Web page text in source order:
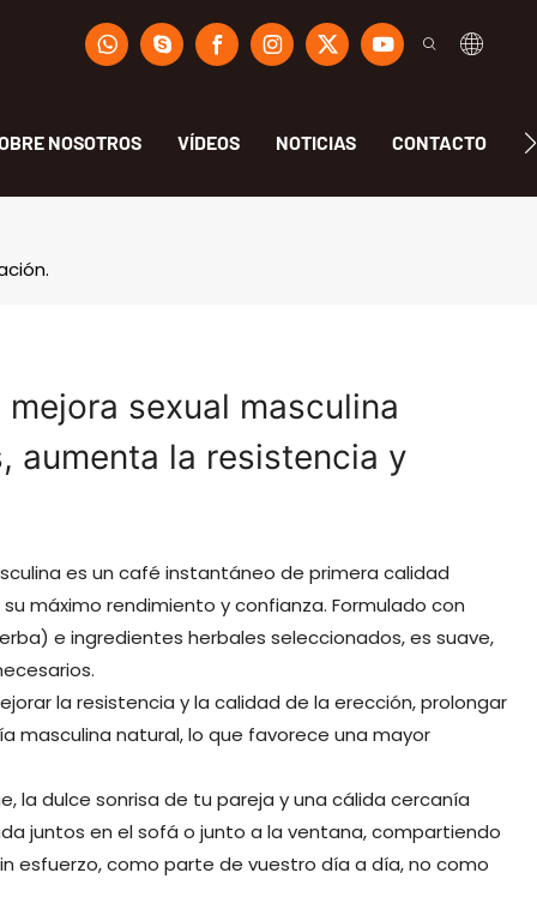
NOSOTROS VÍDEOS NOTICIAS CONTACTO
sexual masculina
aumenta la resistencia y
es un café instantáneo de primera calidad
máximo rendimiento y confianza. Formulado con
e ingredientes herbales seleccionados, es suave,
la resistencia y la calidad de la erección, prolongar
masculina natural, lo que favorece una mayor
la dulce sonrisa de tu pareja y una cálida cercanía
juntos en el sofá o junto a la ventana, compartiendo
esfuerzo, como parte de vuestro día a día, no como